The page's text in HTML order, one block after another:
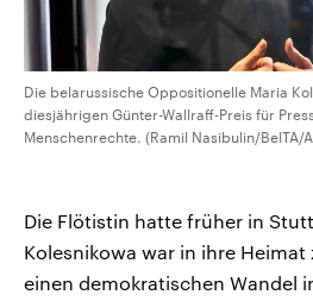
Die belarussische Oppositionelle Maria
diesjährigen Günter-Wallraff-Preis für
Menschenrechte. (Ramil Nasibulin/BelTA/
Die Flötistin hatte früher in
Kolesnikowa war in ihre
einen demokratischen Wandel